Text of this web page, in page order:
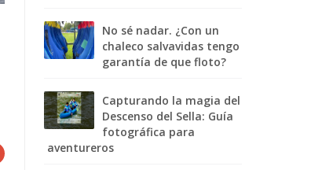
No sé nadar. ¿Con un
chaleco salvavidas tengo
garantía de que floto?
Capturando la magia del
Descenso del Sella: Guía
fotográfica para
aventureros